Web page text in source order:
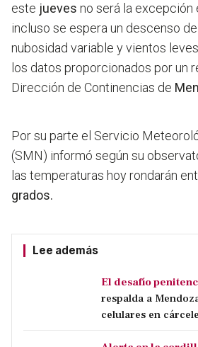
este jueves no será la excepción
incluso se espera un descenso
nubosidad variable y vientos
los datos proporcionados por un
Dirección de Continencias de
Por su parte el Servicio
(SMN) informó según su
las temperaturas hoy rondarán
grados.
Lee además
El desafío
respalda a
celulares en